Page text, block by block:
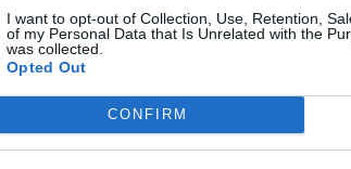
I want to opt-out of Collection, Use, Retention,
of my Personal Data that Is Unrelated with the
was collected.
Opted Out
CONFIRM